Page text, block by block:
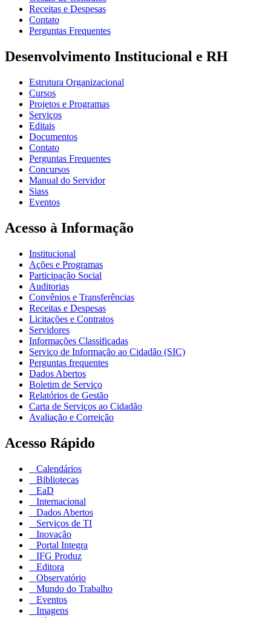
Receitas e Despesas
Contato
Perguntas Frequentes
Desenvolvimento Institucional e RH
Estrutura Organizacional
Cursos
Projetos e Programas
Serviços
Editais
Documentos
Contato
Perguntas Frequentes
Concursos
Manual do Servidor
Siass
Eventos
Acesso à Informação
Institucional
Ações e Programas
Participação Social
Auditorias
Convênios e Transferências
Receitas e Despesas
Licitações e Contratos
Servidores
Informações Classificadas
Serviço de Informação ao Cidadão (SIC)
Perguntas frequentes
Dados Abertos
Boletim de Serviço
Relatórios de Gestão
Carta de Serviços ao Cidadão
Avaliação e Correição
Acesso Rápido
Calendários
Bibliotecas
EaD
Internacional
Dados Abertos
Serviços de TI
Inovação
Portal Integra
IFG Produz
Editora
Observatório
Mundo do Trabalho
Eventos
Imagens